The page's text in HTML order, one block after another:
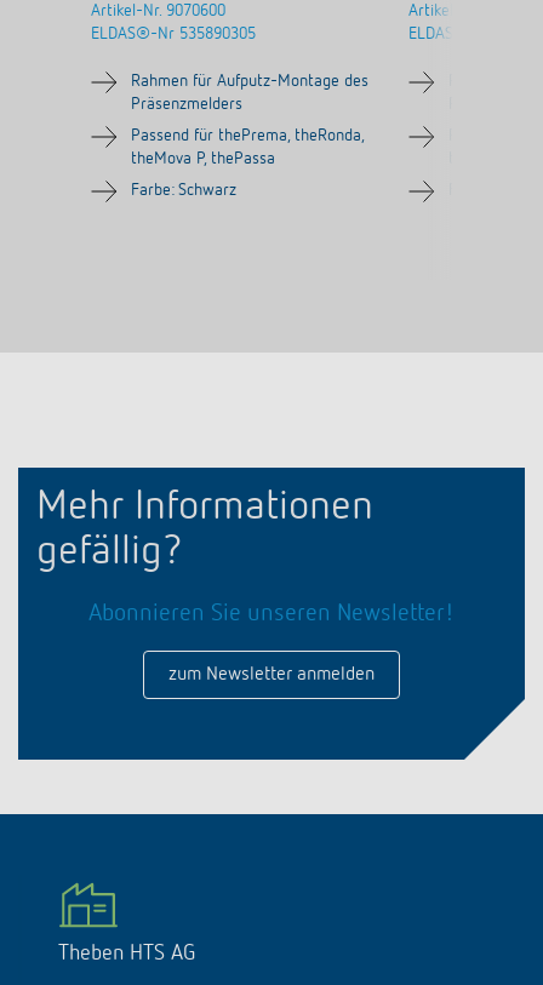
Artikel-Nr. 9070600
ELDAS®-Nr 535890305
Rahmen für Aufputz-Montage des
Präsenzmelders
Passend für thePrema, theRonda,
theMova P, thePassa
Farbe: Schwarz
Artikel-Nr.
ELDAS®-Nr
Mehr Informationen
gefällig?
Abonnieren Sie unseren Newsletter!
zum Newsletter anmelden
Theben HTS AG